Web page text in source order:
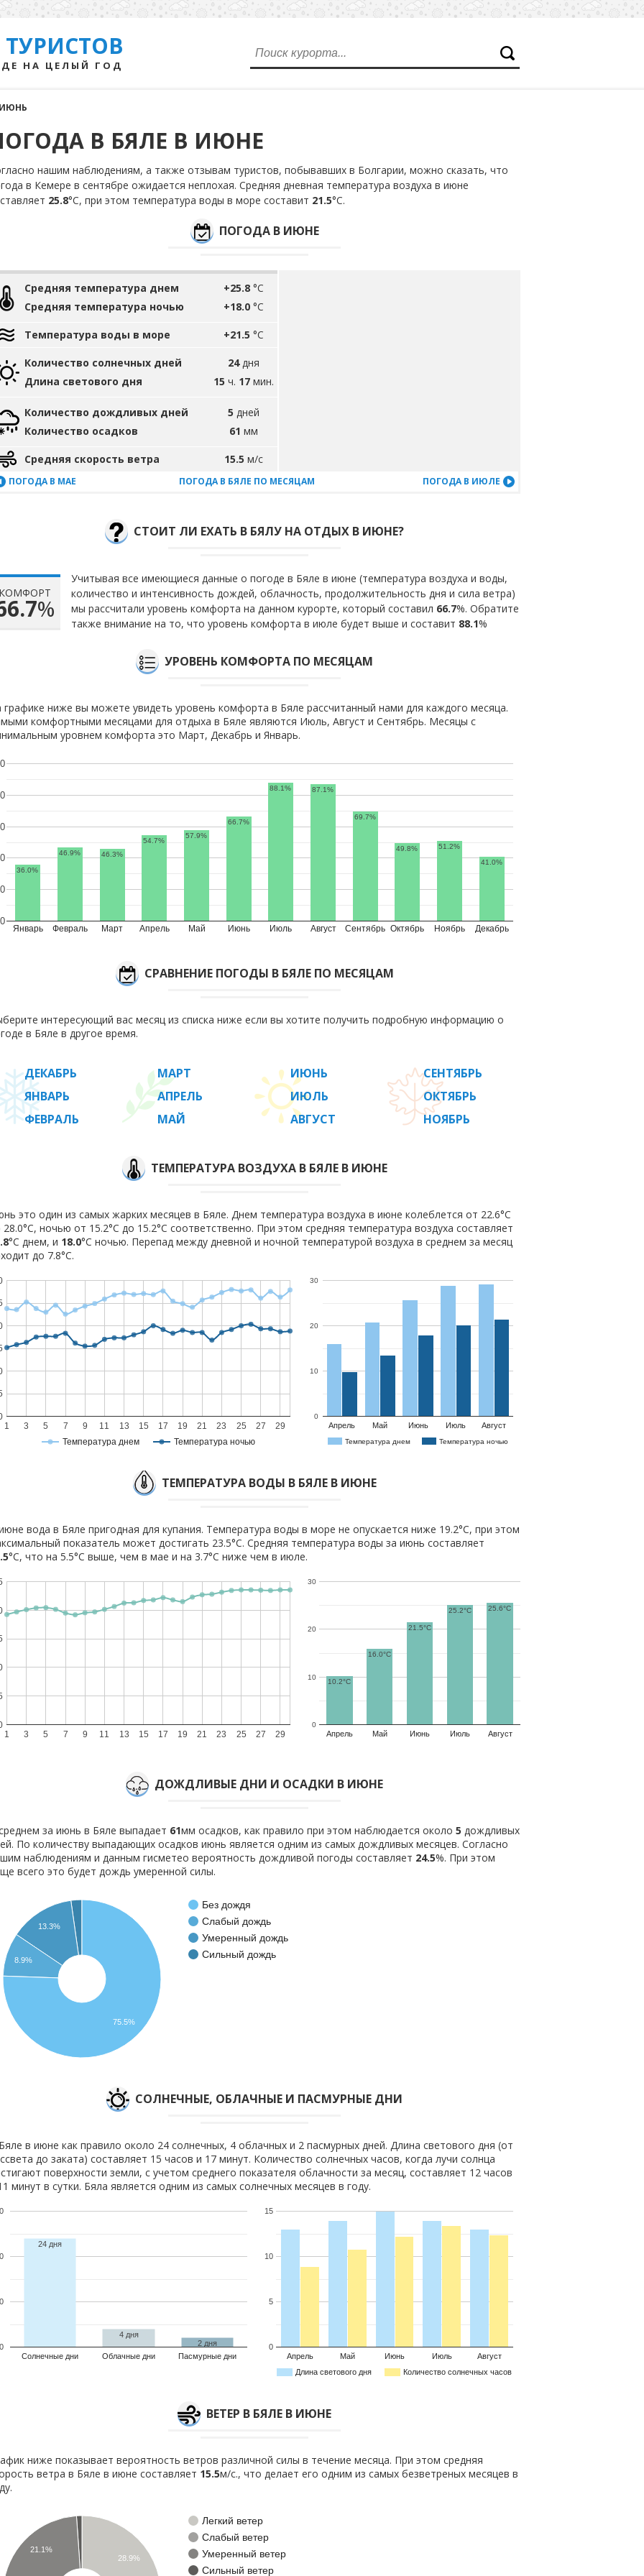
НА ЦЕЛЫЙ ГОД
ИЮНЬ
В БЯЛЕ В ИЮНЕ
нашим наблюдениям, а также отзывам туристов, побывавших в Болгарии, можно сказать, что
в Кемере в сентябре ожидается неплохая. Средняя дневная температура воздуха в июне
25.8°С, при этом температура воды в море составит 21.5°С.
ПОГОДА В ИЮНЕ
Средняя температура днем
Средняя температура ночью
+25.8 °C
+18.0 °C
Температура воды в море +21.5 °C
Количество солнечных дней
Длина светового дня
24дня
15 ч. 17 мин.
Количество дождливых дней
Количество осадков
5 дней
61 мм
Средняя скорость ветра 15.5 м/с
ПОГОДА В МАЕ ПОГОДА В БЯЛЕ ПО МЕСЯЦАМ ПОГОДА В ИЮЛЕ
СТОИТ ЛИ ЕХАТЬ В БЯЛУ НА ОТДЫХ В ИЮНЕ?
КОМФОРТ
%
Учитывая все имеющиеся данные о погоде в Бяле в июне (температура воздуха и воды,
количество и интенсивность дождей, облачность, продолжительность дня и сила ветра)
мы рассчитали уровень комфорта на данном курорте, который составил 66.7%. Обратите
также внимание на то, что уровень комфорта в июле будет выше и составит 88.1%
УРОВЕНЬ КОМФОРТА ПО МЕСЯЦАМ
графике ниже вы можете увидеть уровень комфорта в Бяле рассчитанный нами для каждого месяца.
комфортными месяцами для отдыха в Бяле являются Июль, Август и Сентябрь. Месяцы с
уровнем комфорта это Март, Декабрь и Январь.
Январь Февраль Март Апрель Май Июнь Июль Август Сентябрь Октябрь Ноябрь Декабрь
0
36.0%
46.9% 46.3%
54.7%
57.9%
66.7%
88.1% 87.1%
69.7%
49.8%
51.2%
41.0%
СРАВНЕНИЕ ПОГОДЫ В БЯЛЕ ПО МЕСЯЦАМ
интересующий вас месяц из списка ниже если вы хотите получить подробную информацию о
в Бяле в другое время.
ДЕКАБРЬ
ЯНВАРЬ
ФЕВРАЛЬ
МАРТ
АПРЕЛЬ
МАЙ
ИЮНЬ
ИЮЛЬ
АВГУСТ
СЕНТЯБРЬ
ОКТЯБРЬ
НОЯБРЬ
ТЕМПЕРАТУРА ВОЗДУХА В БЯЛЕ В ИЮНЕ
это один из самых жарких месяцев в Бяле. Днем температура воздуха в июне колеблется от 22.6°C
28.0°C, ночью от 15.2°C до 15.2°C соответственно. При этом средняя температура воздуха составляет
°C днем, и 18.0°C ночью. Перепад между дневной и ночной температурой воздуха в среднем за месяц
до 7.8°С.
Температура днем Температура ночью
1 3 5 7 9 11 13 15 17 19 21 23 25 27 29
Температура днем Температура ночью
Апрель Май Июнь Июль Август
0
10
20
30
ТЕМПЕРАТУРА ВОДЫ В БЯЛЕ В ИЮНЕ
вода в Бяле пригодная для купания. Температура воды в море не опускается ниже 19.2°C, при этом
показатель может достигать 23.5°C. Средняя температура воды за июнь составляет
°C, что на 5.5°C выше, чем в мае и на 3.7°C ниже чем в июле.
1 3 5 7 9 11 13 15 17 19 21 23 25 27 29 Апрель Май Июнь Июль Август
0
10
20
30
10.2°C
16.0°C
21.5°C
25.2°C 25.6°C
ДОЖДЛИВЫЕ ДНИ И ОСАДКИ В ИЮНЕ
за июнь в Бяле выпадает 61мм осадков, как правило при этом наблюдается около 5 дождливых
По количеству выпадающих осадков июнь является одним из самых дождливых месяцев. Согласно
наблюдениям и данным гисметео вероятность дождливой погоды составляет 24.5%. При этом
всего это будет дождь умеренной силы.
Без дождя
Слабый дождь
Умеренный дождь
Сильный дождь
13.3%
8.9%
75.5%
CОЛНЕЧНЫЕ, ОБЛАЧНЫЕ И ПАСМУРНЫЕ ДНИ
в июне как правило около 24 солнечных, 4 облачных и 2 пасмурных дней. Длина светового дня (от
до заката) составляет 15 часов и 17 минут. Количество солнечных часов, когда лучи солнца
поверхности земли, с учетом среднего показателя облачности за месяц, составляет 12 часов
минут в сутки. Бяла является одним из самых солнечных месяцев в году.
Солнечные дни Облачные дни Пасмурные дни
0
24 дня
4 дня
2 дня
Длина светового дня Количество солнечных часов
Апрель Май Июнь Июль Август
0
5
10
15
ВЕТЕР В БЯЛЕ В ИЮНЕ
ниже показывает вероятность ветров различной силы в течение месяца. При этом средняя
ветра в Бяле в июне составляет 15.5м/с., что делает его одним из самых безветреных месяцев в
Легкий ветер
Слабый ветер
Умеренный ветер
Сильный ветер
28.9%
21.1%